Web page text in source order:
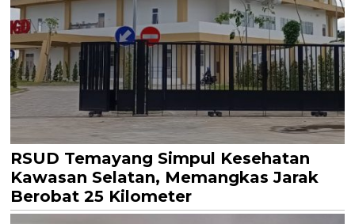
RSUD Temayang Simpul Kesehatan
Kawasan Selatan, Memangkas Jarak
Berobat 25 Kilometer